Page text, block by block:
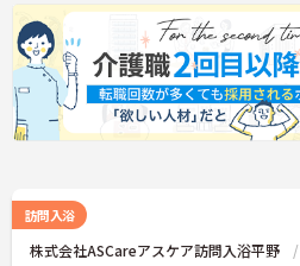
訪問入浴
株式会社ASCareアスケア訪問入浴平野